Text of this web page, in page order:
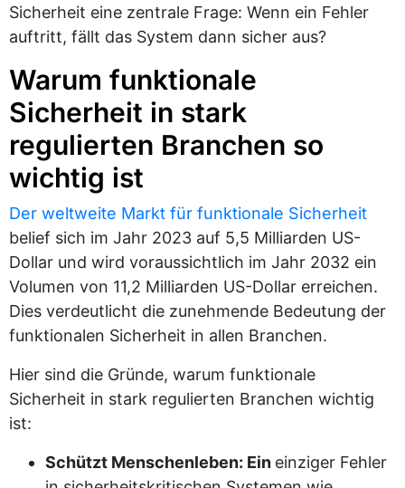
Sicherheit eine zentrale Frage: Wenn ein Fehler
auftritt, fällt das System dann sicher aus?
Warum funktionale
Sicherheit in stark
regulierten Branchen so
wichtig ist
Der weltweite Markt für funktionale Sicherheit
belief sich im Jahr 2023 auf 5,5 Milliarden US-
Dollar und wird voraussichtlich im Jahr 2032 ein
Volumen von 11,2 Milliarden US-Dollar erreichen.
Dies verdeutlicht die zunehmende Bedeutung der
funktionalen Sicherheit in allen Branchen.
Hier sind die Gründe, warum funktionale
Sicherheit in stark regulierten Branchen wichtig
ist:
Schützt Menschenleben: Ein einziger Fehler